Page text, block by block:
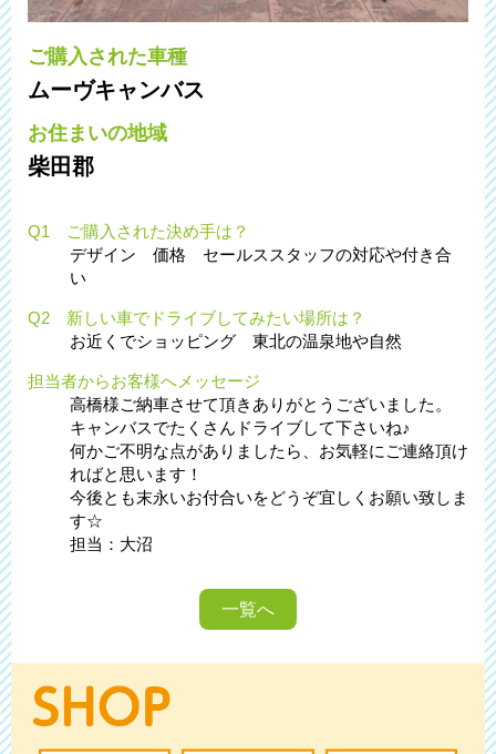
ご購入された車種
ムーヴキャンバス
お住まいの地域
柴田郡
Q1 ご購入された決め手は？
デザイン 価格 セールススタッフの対応や付き合
い
Q2 新しい車でドライブしてみたい場所は？
お近くでショッピング 東北の温泉地や自然
担当者からお客様へメッセージ
高橋様ご納車させて頂きありがとうございました。
キャンバスでたくさんドライブして下さいね♪
何かご不明な点がありましたら、お気軽にご連絡頂け
ればと思います！
今後とも末永いお付合いをどうぞ宜しくお願い致しま
す☆
担当：大沼
一覧へ